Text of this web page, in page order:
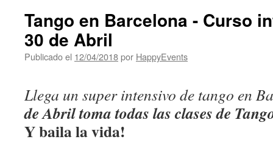
Tango en Barcelona - Curso
30 de Abril
Publicado el 12/04/2018por HappyEvents
Llega un super intensivo de tango en
de Abril toma todas las clases de
Y baila la vida!